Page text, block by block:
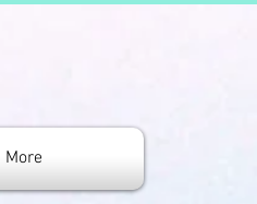
More